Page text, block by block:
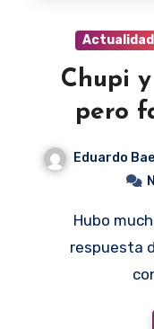
Actualidad
Chupi
pero
Eduardo
Hubo mucho para comer y tomar. La
respuesta